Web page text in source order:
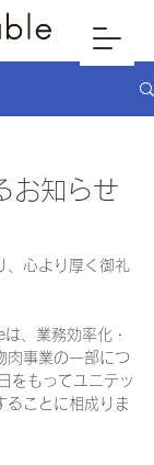
お知らせ
、心より厚く御礼
、業務効率化・
肉事業の一部につ
をもってユニテッ
ることに相成りま